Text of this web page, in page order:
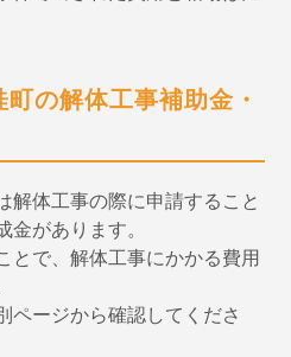
の解体工事補助金・
解体工事の際に申請すること
があります。
とで、解体工事にかかる費用
ページから確認してくださ